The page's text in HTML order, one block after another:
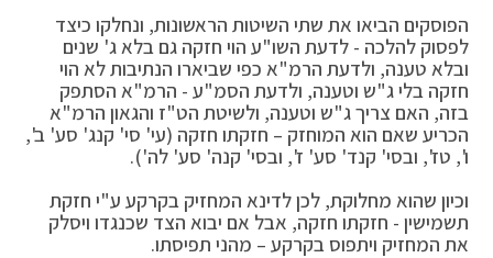
הפוסקים הביאו את שתי השיטות הראשונות, ונחלקו כיצד
לפסוק להלכה - לדעת השו"ע הוי חזקה גם בלא ג' שנים
ובלא טענה, ולדעת הרמ"א כפי שביארו הנתיבות לא הוי
חזקה בלי ג"ש וטענה, ולדעת הסמ"ע - הרמ"א הסתפק
בזה, האם צריך ג"ש וטענה, ולשיטת הט"ז והגאון הרמ"א
הכריע שאם הוא המוחזק – חזקתו חזקה (עי' סי' קנג' סע' ב',
ו', טז', ובסי' קנד' סע' ז', ובסי' קנה' סע' לה').
וכיון שהוא מחלוקת, לכן לדינא המחזיק בקרקע ע"י חזקת
תשמישין - חזקתו חזקה, אבל אם יבוא הצד שכנגדו ויסלק
את המחזיק ויתפוס בקרקע – מהני תפיסתו.